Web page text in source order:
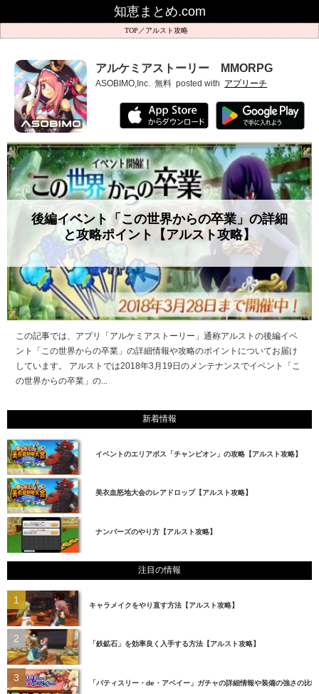
知恵まとめ.com
アルスト攻略
アルケミアストーリー MMORPG
ASOBIMO,Inc. 無料 posted with アプリーチ
後編イベント「この世界からの卒業」の詳細
と攻略ポイント【アルスト攻略】
この記事では、アプリ「アルケミアストーリー」通称アルストの後編イベ
ント「この世界からの卒業」の詳細情報や攻略のポイントについてお届け
しています。 アルストでは2018年3月19日のメンテナンスでイベント「こ
の世界からの卒業」の...
新着情報
イベントのエリアボス「チャンピオン」の攻略【アルスト攻略】
美衣血怒地大会のレアドロップ【アルスト攻略】
ナンバーズのやり方【アルスト攻略】
注目の情報
キャラメイクをやり直す方法【アルスト攻略】
「鉄鉱石」を効率良く入手する方法【アルスト攻略】
「パティスリー・de・アベイー」ガチャの詳細情報や装備の強さの比